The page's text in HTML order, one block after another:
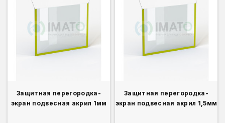
Защитная перегородка-
экран подвесная акрил 1мм
Защитная перегородка-
экран подвесная акрил 1,5мм